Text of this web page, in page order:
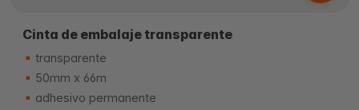
Cinta de embalaje transparente
transparente
50mm x 66m
adhesivo permanente